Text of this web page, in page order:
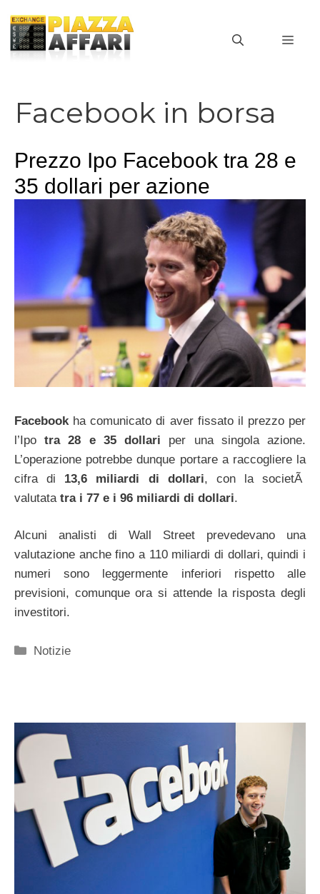
contenuto
Facebook in borsa
Prezzo Ipo Facebook tra 28 e
35 dollari per azione
Facebookha comunicato di aver fissato il prezzo per
l’Ipotra 28 e 35 dollari per una singola azione.
L’operazione potrebbe dunque portare a raccogliere la
cifra di 13,6 miliardi di dollari, con la societÃ
valutata tra i 77 e i 96 miliardi di dollari.
Alcuni analisti di Wall Street prevedevano una
valutazione anche fino a 110 miliardi di dollari, quindi i
numeri sono leggermente inferiori rispetto alle
previsioni, comunque ora si attende la risposta degli
investitori.
Categorie
Notizie